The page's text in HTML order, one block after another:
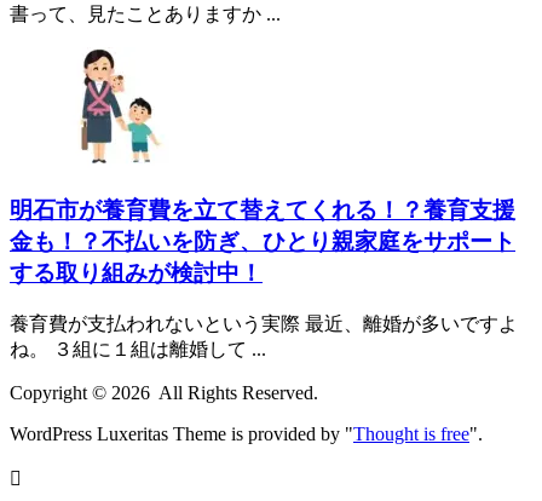
書って、見たことありますか ...
明石市が養育費を立て替えてくれる！？養育支援
金も！？不払いを防ぎ、ひとり親家庭をサポート
する取り組みが検討中！
養育費が支払われないという実際 最近、離婚が多いですよ
ね。 ３組に１組は離婚して ...
Copyright © 2026 All Rights Reserved.
WordPress Luxeritas Theme is provided by "Thought is free".
